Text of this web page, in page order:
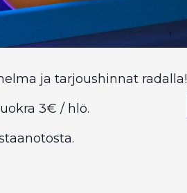
ja tarjoushinnat radalla!
3€ / hlö.